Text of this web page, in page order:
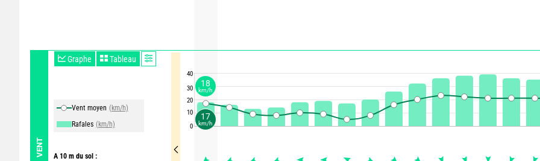
VENT
Graphe Tableau
Vent moyen (km/h)
Rafales (km/h)
A 10 m du sol :
40
30
20
10
0
17
km/h
18
km/h